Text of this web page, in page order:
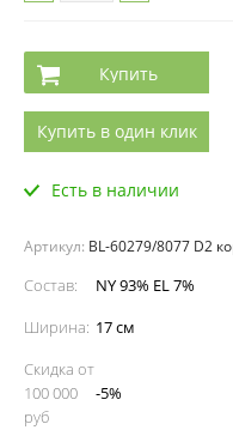
Купить
Купить в один клик
Есть в наличии
Артикул: BL-60279/8077 D2
Состав:
NY 93% EL 7%
Ширина: 17 см
Скидка от
100 000
руб
-5%